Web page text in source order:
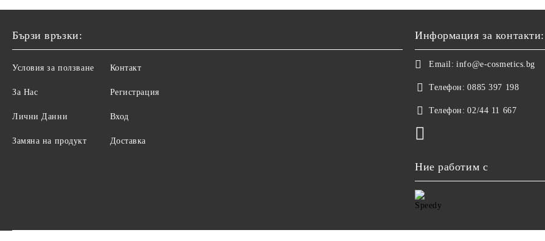
Бързи връзки:
Условия за ползване
За Нас
Лични Данни
Замяна на продукт
Контакт
Регистрация
Вход
Доставка
Информация за контакти:
Email: info@e-cosmetics.bg
Телефон: 0885 397 198
Телефон: 02/44 11 667
Ние работим с